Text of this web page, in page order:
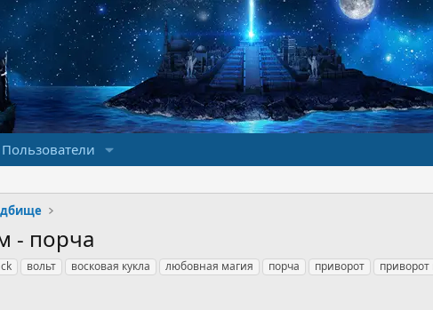
Пользователи
- порча
вольт восковая кукла любовная магия порча приворот приворот